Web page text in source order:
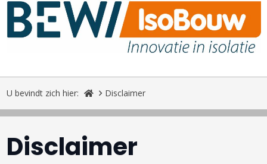
U bevindt zich hier: Disclaimer
Disclaimer